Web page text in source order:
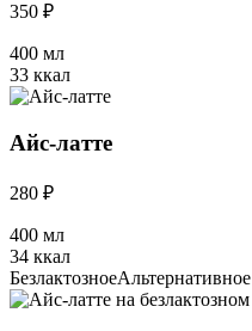
350 ₽
400 мл
33 ккал
Айс-латте
280 ₽
400 мл
34 ккал
БезлактозноеАльтернативное